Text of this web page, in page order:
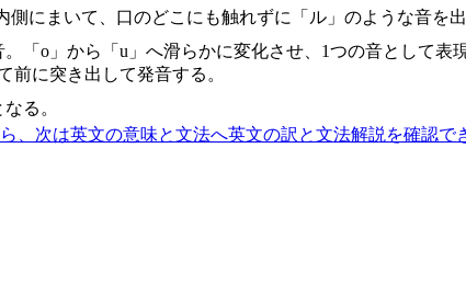
側にまいて、口のどこにも触れずに「ル」のような音を
。「o」から「u」へ滑らかに変化させ、1つの音として
前に突き出して発音する。
る。
、次は英文の意味と文法へ英文の訳と文法解説を確認で